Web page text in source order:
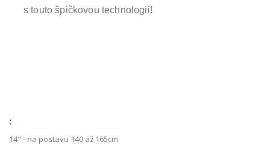
s touto špičkovou technologií!
:
14" - na postavu 140 až 165cm